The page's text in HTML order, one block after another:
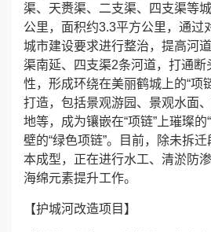
新
渠、天赉渠、二支渠、四支渠等
公里，面积约3.3平方公里，通过
城市建设要求进行整治，提高河
渠南延、四支渠2条河道，打通断
性，形成环绕在美丽鹤城上的“项
打造，包括景观游园、景观水面
地等，成为镶嵌在“项链”上璀璨的
壁的“绿色项链”。目前，除未拆
本成型，正在进行水工、清淤防
海绵元素提升工作。
【护城河改造项目】